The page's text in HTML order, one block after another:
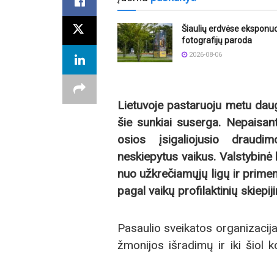
Šiaulių erdvėse
fotografijų paroda
2026-08-06
Lietuvoje pastaruoju metu
šie sunkiai suserga.
osios įsigaliojusio
neskiepytus vaikus.
nuo užkrečiamųjų ligų ir
pagal vaikų profilaktinių
Pasaulio sveikatos
žmonijos išradimų ir iki šiol